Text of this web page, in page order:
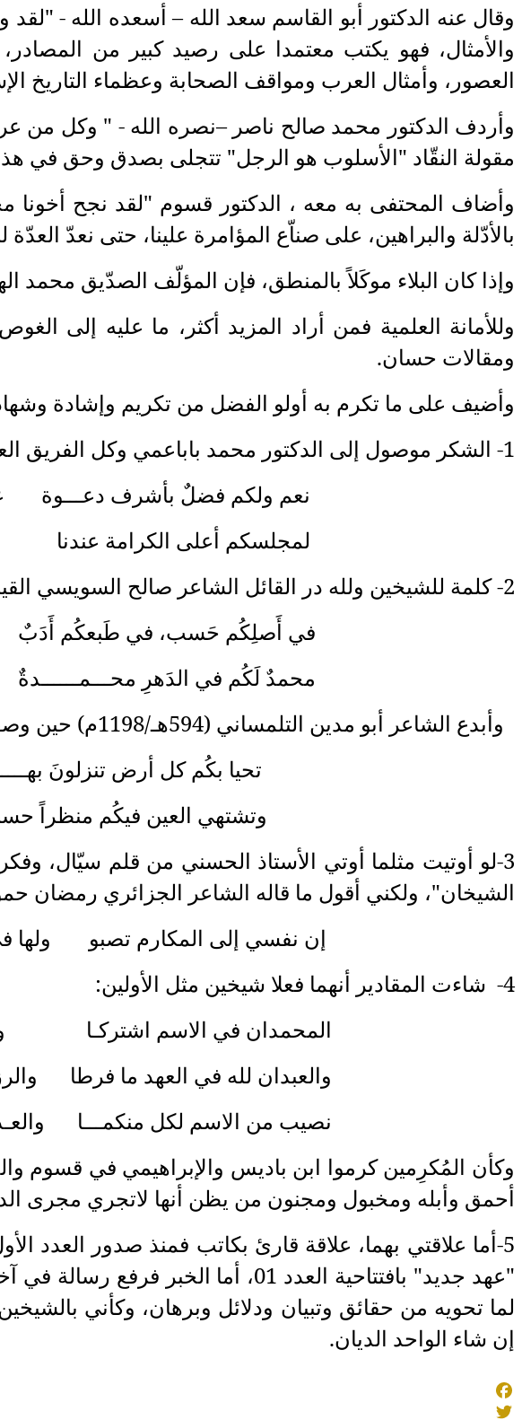
وقال عنه الدكتور أبو القاسم سعد الله – أسعده الله -
والأمثال، فهو يكتب معتمدا على رصيد كبير من
العصور، وأمثال العرب ومواقف الصحابة وعظماء التاريخ
وأردف الدكتور محمد صالح ناصر –نصره الله - " وكل من
مقولة النقّاد "الأسلوب هو الرجل" تتجلى بصدق وحق في
وأضاف المحتفى به معه ، الدكتور قسوم "لقد نجح أخونا
بالأدّلة والبراهين، على صناّع المؤامرة علينا، حتى نعدّ
وإذا كان البلاء موكَلاً بالمنطق، فإن المؤلّف الصدّيق
وللأمانة العلمية فمن أراد المزيد أكثر، ما عليه إلى
ومقالات حسان.
وأضيف على ما تكرم به أولو الفضل من تكريم وإشادة
1- الشكر موصول إلى الدكتور محمد باباعمي وكل الفريق العامل معه، أقول ما قاله الأمير عبد القادر الجزائري(1807/1883م):
نعم ولكم فضلٌ بأشرف دعـــوة غدوتُ بها
لمجلسكم أعلى الكرامة عندنا ولفظكم أشهى
2- كلمة للشيخين ولله در القائل الشاعر صالح السويسي القيرواني (1878/1941م) ، بدءا بالمبتدأ ،ثم الخبر إذ يقول:
في أَصلِكُم حَسب، في طَبعكُم أَدَبٌ فَأَنتَ
محمدٌ لَكُم في الدَهرِ محـــمــــــدةٌ وَحُسنُ
وأبدع الشاعر أبو مدين التلمساني (594هـ/1198م) حين وصف العلماء فقال:
تحيا بكُم كل أرض تنزلونَ بهــــــــا
وتشتهي العين فيكُم منظراً حسنا
3-لو أوتيت مثلما أوتي الأستاذ الحسني من قلم سيّال،
الشيخان"، ولكني أقول ما قاله الشاعر الجزائري رمضان حمود (1906/
إن نفسي إلى المكارم تصبو ولها في سما
4- شاءت المقادير أنهما فعلا شيخين مثل الأولين:
المحمدان في الاسم اشتركـا والهادي
والعبدان لله في العهد ما فرطا والرزاق هو
نصيب من الاسم لكل منكمـــا والعـدل هو
وكأن المُكرِمين كرموا ابن باديس والإبراهيمي في قسوم
أحمق وأبله ومخبول ومجنون من يظن أنها لاتجري مجرى
"عهد جديد" بافتتاحية العدد 01،
لما تحويه من حقائق وتبيان ودلائل وبرهان، وكأني
إن شاء الواحد الديان.
Facebook